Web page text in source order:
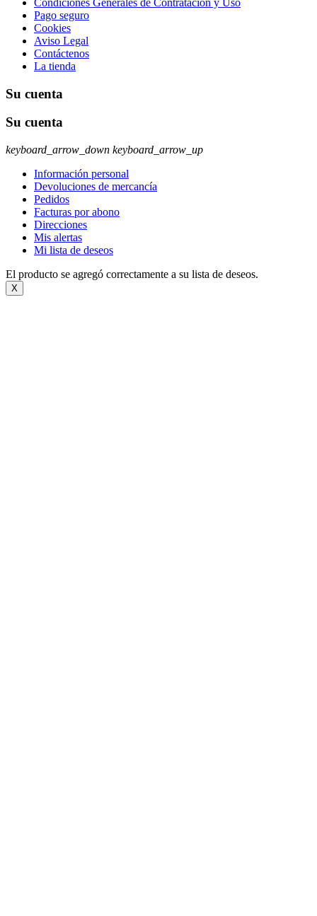
Condiciones Generales de Contratación y Uso
Pago seguro
Cookies
Aviso Legal
Contáctenos
La tienda
Su cuenta
Su cuenta
keyboard_arrow_down keyboard_arrow_up
Información personal
Devoluciones de mercancía
Pedidos
Facturas por abono
Direcciones
Mis alertas
Mi lista de deseos
El producto se agregó correctamente a su lista de deseos.
X